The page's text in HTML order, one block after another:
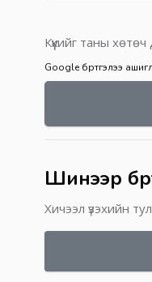
Күүкийг таны
Google бүртгэлээ
Шинээр
Хичээл үзэхийн